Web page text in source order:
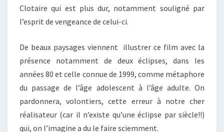
Clotaire qui est plus dur, notamment souligné par
l’esprit de vengeance de celui-ci.
De beaux paysages viennent illustrer ce film avec la
présence notamment de deux éclipses, dans les
années 80 et celle connue de 1999, comme métaphore
du passage de l’âge adolescent à l’âge adulte. On
pardonnera, volontiers, cette erreur à notre cher
réalisateur (car il n’existe qu’une éclipse par siècle!!)
qui, on l’imagine a du le faire sciemment.